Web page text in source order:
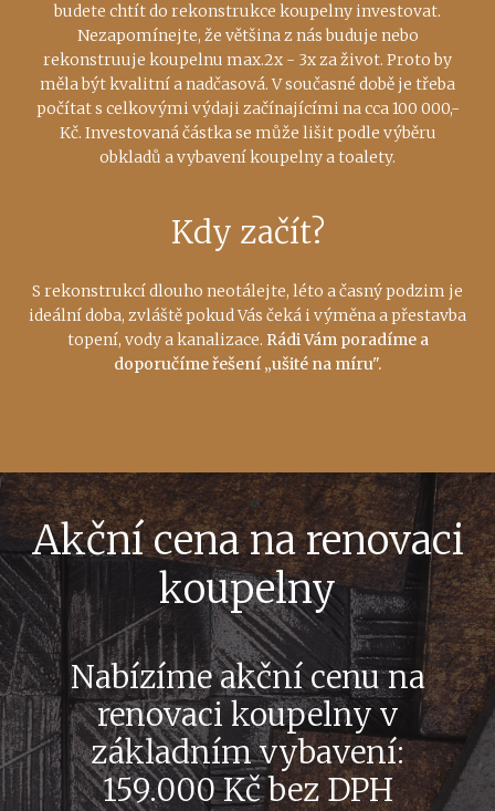
budete chtít do rekonstrukce koupelny investovat.
Nezapomínejte, že většina z nás buduje nebo
rekonstruuje koupelnu max.2x - 3x za život. Proto by
měla být kvalitní a nadčasová. V současné době je třeba
počítat s celkovými výdaji začínajícími na cca 100 000,-
Kč. Investovaná částka se může lišit podle výběru
obkladů a vybavení koupelny a toalety.
Kdy začít?
S rekonstrukcí dlouho neotálejte, léto a časný podzim je
ideální doba, zvláště pokud Vás čeká i výměna a přestavba
topení, vody a kanalizace. Rádi Vám poradíme a
doporučíme řešení „ušité na míru".
Akční cena na renovaci
koupelny
Nabízíme akční cenu na
renovaci koupelny v
základním vybavení:
159.000 Kč bez DPH